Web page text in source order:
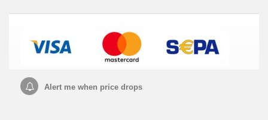
Alert me when price drops